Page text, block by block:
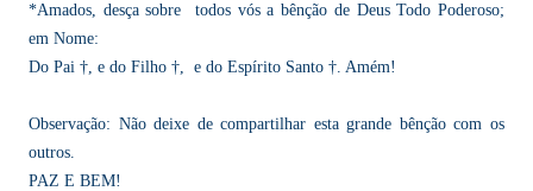
*Amados, desça sobre todos vós a bênção de Deus Todo Poderoso;
em Nome:
Do Pai †, e do Filho †, e do Espírito Santo †. Amém!
Observação: Não deixe de compartilhar esta grande bênção com os
outros.
PAZ E BEM!